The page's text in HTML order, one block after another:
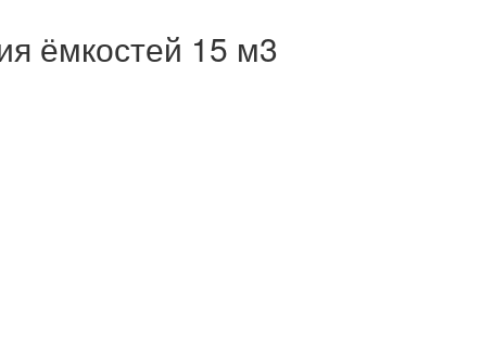
ёмкостей 15 м3